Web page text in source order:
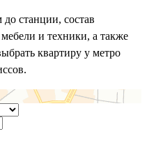
станции, состав
и техники, а также
квартиру у метро